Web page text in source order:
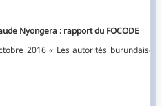
Nyongera : rapport du FOCODE
2016 « Les autorités